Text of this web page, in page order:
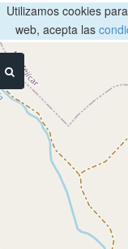
Utilizamos cookies
web, acepta las